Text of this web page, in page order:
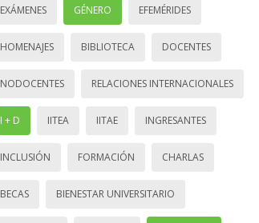
EXÁMENES GÉNERO EFEMÉRIDES
HOMENAJES BIBLIOTECA DOCENTES
NODOCENTES RELACIONES INTERNACIONALES
I + D IITEA IITAE INGRESANTES
INCLUSIÓN FORMACIÓN CHARLAS
BECAS BIENESTAR UNIVERSITARIO